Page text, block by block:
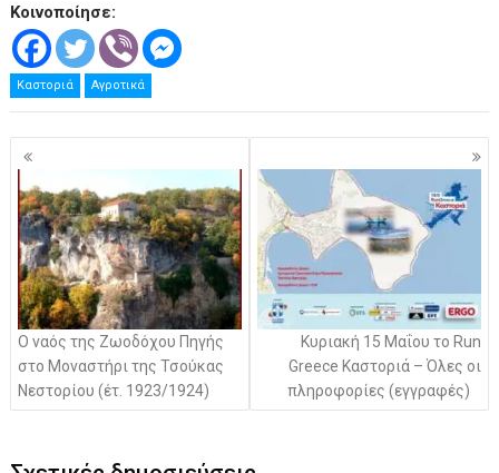
Κοινοποίησε:
Καστοριά Αγροτικά
Πλοήγηση
άρθρων
Ο ναός της Ζωοδόχου Πηγής
στο Μοναστήρι της Τσούκας
Νεστορίου (έτ. 1923/1924)
Κυριακή 15 Μαΐου το Run
Greece Καστοριά – Όλες οι
πληροφορίες (εγγραφές)